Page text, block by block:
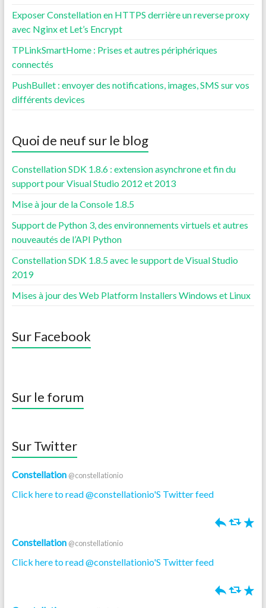
Exposer Constellation en HTTPS derrière un reverse proxy
avec Nginx et Let’s Encrypt
TPLinkSmartHome : Prises et autres périphériques
connectés
PushBullet : envoyer des notifications, images, SMS sur vos
différents devices
Quoi de neuf sur le blog
Constellation SDK 1.8.6 : extension asynchrone et fin du
support pour Visual Studio 2012 et 2013
Mise à jour de la Console 1.8.5
Support de Python 3, des environnements virtuels et autres
nouveautés de l’API Python
Constellation SDK 1.8.5 avec le support de Visual Studio
2019
Mises à jour des Web Platform Installers Windows et Linux
Sur Facebook
Sur le forum
Sur Twitter
Constellation @constellationio
Click here to read @constellationio'S Twitter feed
h J R
Constellation @constellationio
Click here to read @constellationio'S Twitter feed
h J R